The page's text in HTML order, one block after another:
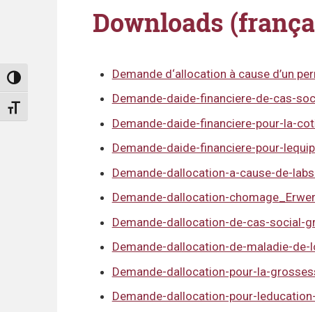
Umschalten auf hohe Kontraste
Schrift vergrößern
Downloads
Demande d‘allocation à cause d’un
Demande-daide-financiere-de-cas-
Demande-daide-financiere-pour-la-
Demande-daide-financiere-pour-
Demande-dallocation-a-cause-de-
Demande-dallocation-
Demande-dallocation-de-cas-social-
Demande-dallocation-de-maladie-
Demande-dallocation-pour-la-
Demande-dallocation-pour-